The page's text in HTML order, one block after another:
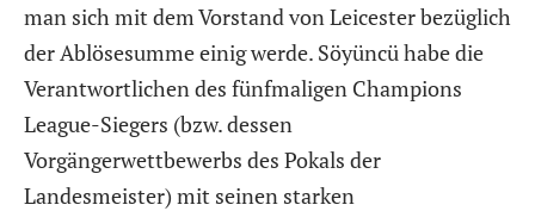
man sich mit dem Vorstand von Leicester bezüglich
der Ablösesumme einig werde. Söyüncü habe die
Verantwortlichen des fünfmaligen Champions
League-Siegers (bzw. dessen
Vorgängerwettbewerbs des Pokals der
Landesmeister) mit seinen starken